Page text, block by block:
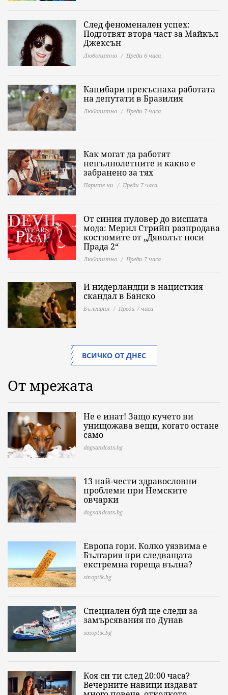
След феноменален успех:
Подготвят втора част за Майкъл
Джексън
Любопитно Преди 6 часа
Капибари прекъснаха работата
на депутати в Бразилия
Любопитно Преди 7 часа
Как могат да работят
непълнолетните и какво е
забранено за тях
Парите ни Преди 7 часа
От синия пуловер до висшата
мода: Мерил Стрийп разпродава
костюмите от „Дяволът носи
Прада 2“
Любопитно Преди 7 часа
И нидерландци в нацисткия
скандал в Банско
България Преди 7 часа
ВСИЧКО ОТ ДНЕС
От мрежата
Не е инат! Защо кучето ви
унищожава вещи, когато остане
само
dogsandcats.bg
13 най-чести здравословни
проблеми при Немските
овчарки
dogsandcats.bg
Европа гори. Колко уязвима е
България при следващата
екстремна гореща вълна?
sinoptik.bg
Специален буй ще следи за
замърсявания по Дунав
sinoptik.bg
Коя си ти след 20:00 часа?
Вечерните навици издават